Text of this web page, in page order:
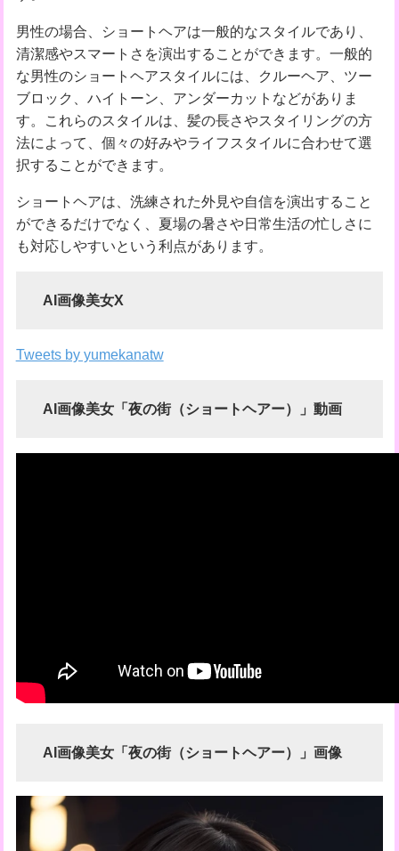
男性の場合、ショートヘアは一般的なスタイルであり、
清潔感やスマートさを演出することができます。一般的
な男性のショートヘアスタイルには、クルーヘア、ツー
ブロック、ハイトーン、アンダーカットなどがありま
す。これらのスタイルは、髪の長さやスタイリングの方
法によって、個々の好みやライフスタイルに合わせて選
択することができます。
ショートヘアは、洗練された外見や自信を演出すること
ができるだけでなく、夏場の暑さや日常生活の忙しさに
も対応しやすいという利点があります。
AI画像美女X
Tweets by yumekanatw
AI画像美女「夜の街（ショートヘアー）」動画
AI画像美女「夜の街（ショートヘアー）」画像